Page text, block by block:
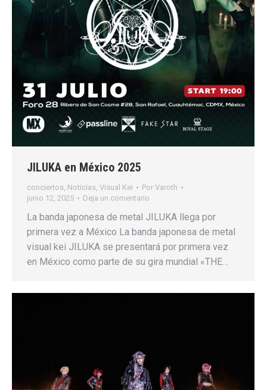
JILUKA en México 2025
conciertos, Noticias, Visual Kei Por Varoth
junio 12, 2025
Deja un comentario
La banda japonesa de metal JILUKA llega por
primera vez a México La banda japonesa de metal
visual kei JILUKA se presentará por primera vez
en México como parte de su gira mundial «THE…